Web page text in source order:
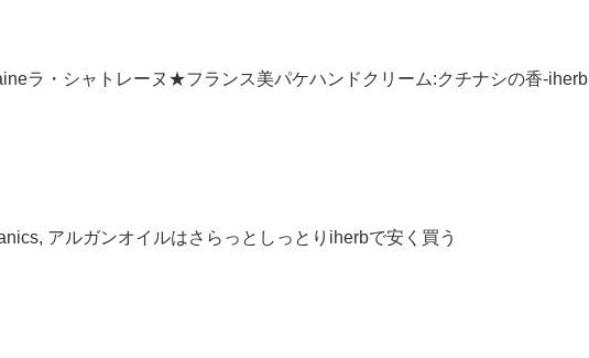
ラ・シャトレーヌ★フランス美パケハンドクリーム:クチナシの香-iherb
アルガンオイルはさらっとしっとりiherbで安く買う